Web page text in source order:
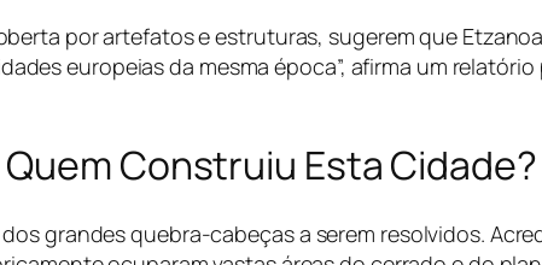
por artefatos e estruturas, sugerem que
europeias da mesma época”, afirma um
Construiu Esta Cidade?
grandes quebra-cabeças a serem resolvidos.